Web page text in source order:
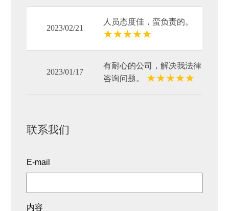
2023/02/21
人员态度佳，蛮负责的。
★★★★★
2023/01/17
有耐心的公司，解决我法律
咨询问题。 ★★★★★
联系我们
E-mail
内容